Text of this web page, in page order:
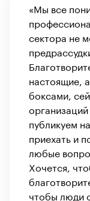
«Мы все
сектора не
настоящие,
боксами,
публикуем
приехать и
любые
Хочется,
чтобы люди